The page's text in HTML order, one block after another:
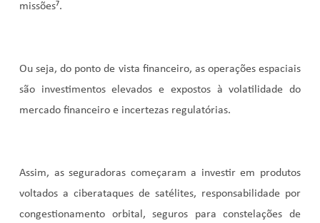
missões⁷.
Ou seja, do ponto de vista financeiro, as operações espaciais
são investimentos elevados e expostos à volatilidade do
mercado financeiro e incertezas regulatórias.
Assim, as seguradoras começaram a investir em produtos
voltados a ciberataques de satélites, responsabilidade por
congestionamento orbital, seguros para constelações de